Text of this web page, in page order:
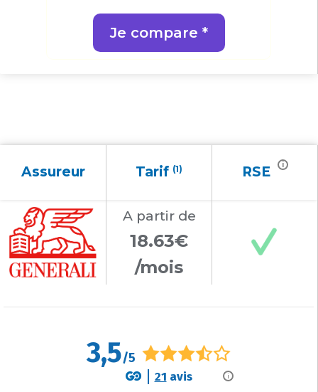
Je compare *
Assureur Tarif (1) RSE i
A partir de
18.63€
/mois
i
3,5/5
21 avis